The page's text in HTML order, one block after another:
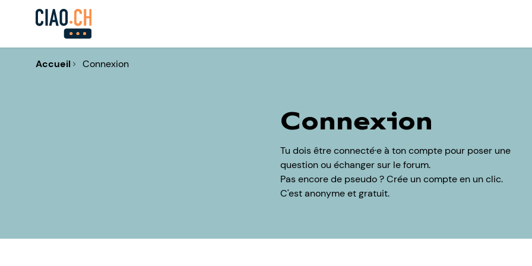
Accueil Connexion
Connexion
Tu dois être connecté·e à ton compte pour poser une
question ou échanger sur le forum.
Pas encore de pseudo ? Crée un compte en un clic.
C'est anonyme et gratuit.